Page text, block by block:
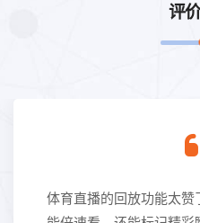
评
体育直播的回放功能太